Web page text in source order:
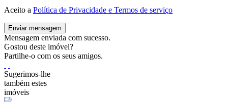
Aceito a Política de Privacidade e Termos de serviço
Enviar mensagem
Mensagem enviada com sucesso.
Gostou deste imóvel?
Partilhe-o com os seus amigos.
Sugerimos-lhe
também estes
imóveis